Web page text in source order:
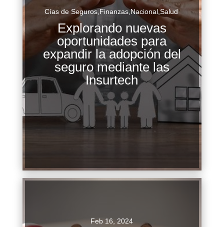
Cías de Seguros, Finanzas,Nacional,Salud
Explorando nuevas
oportunidades para
expandir la adopción del
seguro mediante las
Insurtech
Transformando la percepción del seguro en
México: superando barreras económicas y
promoviendo la accesibilidad financiera En
México, solo 3 DE CADA 10 personas cuenta...
Feb 16, 2024